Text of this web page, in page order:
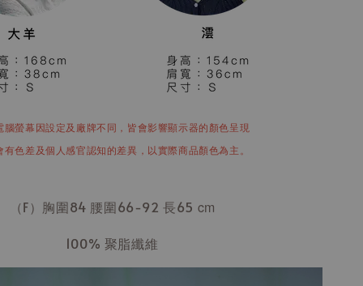
腦螢幕因設定及廠牌不同，皆會影響顯示器的顏色呈現
有色差及個人感官認知的差異，以實際商品顏色為主。
（F）胸圍84 腰圍66-92 長65 cm
100% 聚脂纖維